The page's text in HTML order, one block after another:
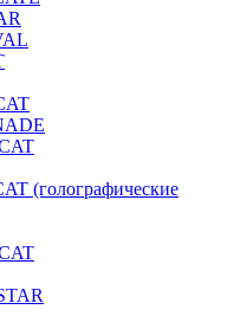
(голографические